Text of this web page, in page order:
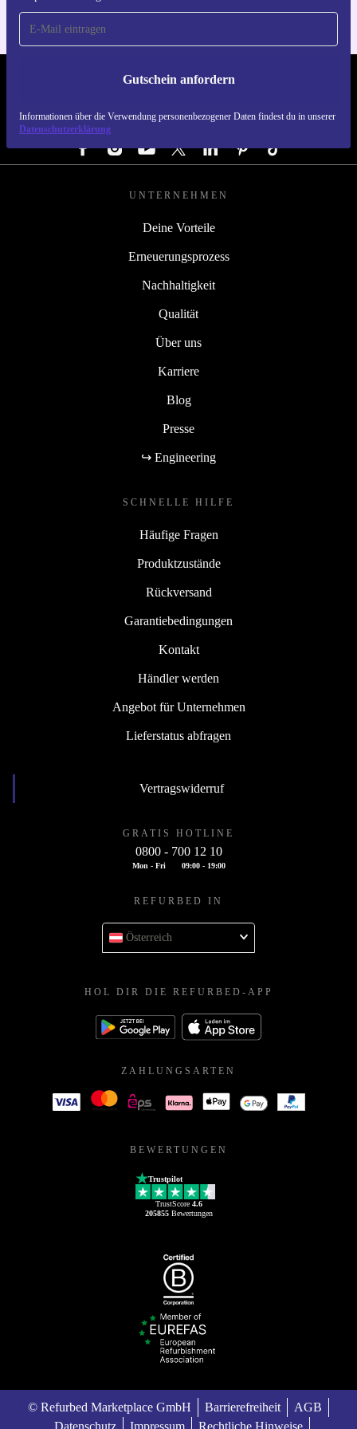
Gutschein anfordern
Informationen über die Verwendung personenbezogener Daten findest du in unserer
Datenschutzerklärung
REFURBED ÖSTERREICH - RETHINK NEW.
FOLGE UNS
UNTERNEHMEN
Deine Vorteile
Erneuerungsprozess
Nachhaltigkeit
Qualität
Über uns
Karriere
Blog
Presse
↪ Engineering
SCHNELLE HILFE
Häufige Fragen
Produktzustände
Rückversand
Garantiebedingungen
Kontakt
Händler werden
Angebot für Unternehmen
Lieferstatus abfragen
Vertragswiderruf
GRATIS HOTLINE
0800 - 700 12 10
Mon - Fri 09:00 - 19:00
REFURBED IN
Österreich
HOL DIR DIE REFURBED-APP
ZAHLUNGSARTEN
BEWERTUNGEN
Trustpilot
TrustScore 4.6
205855Bewertungen
© Refurbed Marketplace GmbH Barrierefreiheit
AGB
Datenschutz
Impressum Rechtliche Hinweise